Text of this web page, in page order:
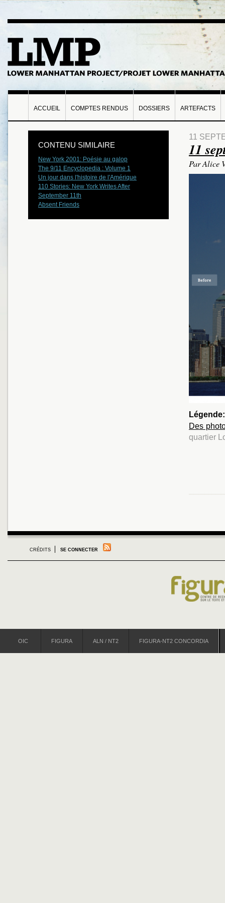
ACCUEIL COMPTES RENDUS DOSSIERS ARTEFACTS
11
11
Par Alice
Des
quartier
CONTENU SIMILAIRE
New York 2001: Poésie au galop
The 9/11 Encyclopedia : Volume 1
Un jour dans l'histoire de l'Amérique
110 Stories: New York Writes After
September 11th
Absent Friends
CRÉDITS SE CONNECTER
OIC FIGURA ALN / NT2 FIGURA-NT2 CONCORDIA